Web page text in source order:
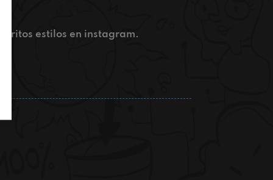
estilos en instagram.